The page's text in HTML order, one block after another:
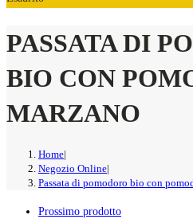
PASSATA DI
BIO CON
MARZANO
Home|
Negozio Online|
Passata di pomodoro bio con
Prossimo prodotto